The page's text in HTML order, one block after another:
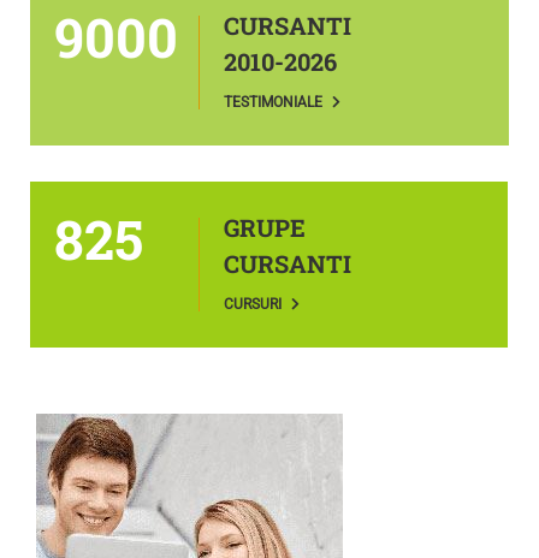
9000
CURSANTI
2010-2026
TESTIMONIALE
825
GRUPE
CURSANTI
CURSURI